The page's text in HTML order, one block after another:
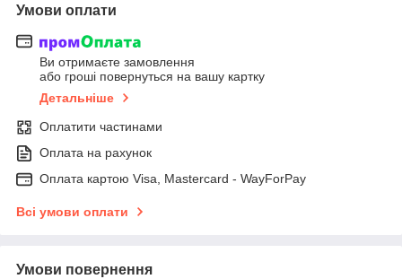
Умови оплати
Ви отримаєте замовлення
або гроші повернуться на вашу картку
Детальніше
Оплатити частинами
Оплата на рахунок
Оплата картою Visa, Mastercard - WayForPay
Всі умови оплати
Умови повернення